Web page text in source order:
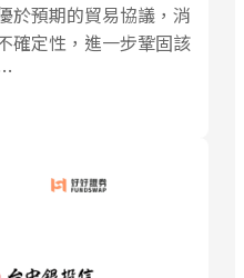
於預期的貿易協議，消
確定性，進一步鞏固該